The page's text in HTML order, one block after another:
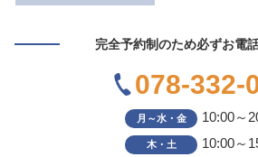
完全予約制のため必ずお電
078-332-
月～水・金 10:00～
木・土 10:00～